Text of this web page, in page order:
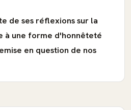
de ses réflexions sur la
à une forme d'honnêteté
en question de nos